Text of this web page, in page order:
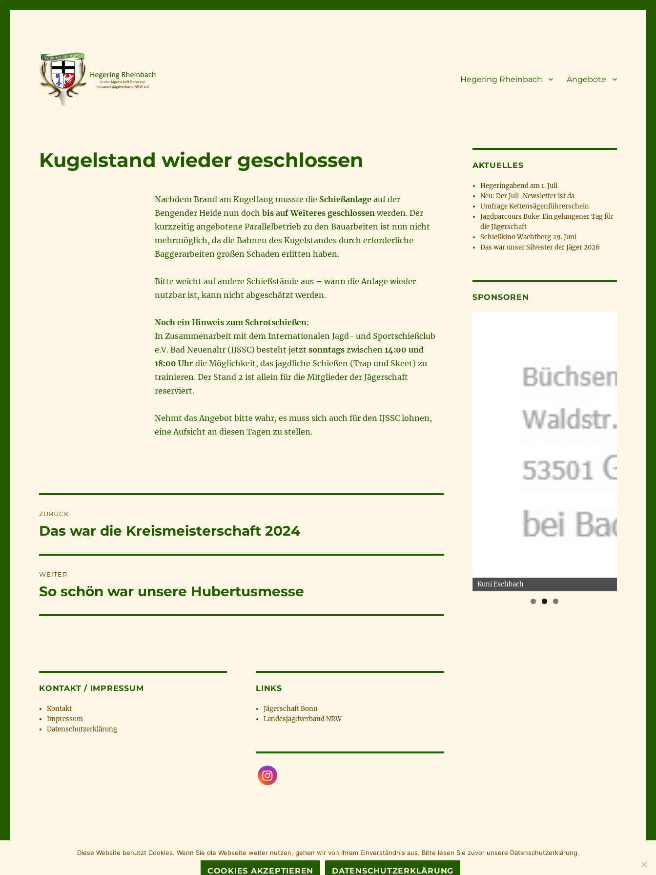
Hegering Rheinbach Angebote
Kugelstand wieder geschlossen
Nachdem Brand am Kugelfang musste die Schießanlageauf der
Bengender Heide nun doch bis auf Weiteres geschlossenwerden. Der
kurzzeitig angebotene Parallelbetrieb zu den Bauarbeiten ist nun nicht
mehrmöglich, da die Bahnen des Kugelstandes durch erforderliche
Baggerarbeiten großen Schaden erlitten haben.
Bitte weicht auf andere Schießstände aus – wann die Anlage wieder
nutzbar ist, kann nicht abgeschätzt werden.
Noch ein Hinweis zum Schrotschießen:
In Zusammenarbeit mit dem Internationalen Jagd- und Sportschießclub
e.V. Bad Neuenahr (IJSSC) besteht jetzt sonntagszwischen 14:00 und
18:00 Uhrdie Möglichkeit, das jagdliche Schießen (Trap und Skeet) zu
trainieren. Der Stand 2 ist allein für die Mitglieder der Jägerschaft
reserviert.
Nehmt das Angebot bitte wahr, es muss sich auch für den IJSSC lohnen,
eine Aufsicht an diesen Tagen zu stellen.
ZURÜCK
Vorheriger
Das war die Kreismeisterschaft 2024
WEITER
Nächster
So schön war unsere Hubertusmesse
KONTAKT / IMPRESSUM
Kontakt
Impressum
Datenschutzerklärung
LINKS
Jägerschaft Bonn
Landesjagdverband NRW
AKTUELLES
Hegeringabend am 1. Juli
Neu: Der Juli-Newsletter ist da
Umfrage Kettensägenführerschein
Jagdparcours Buke: Ein gelungener Tag für
die Jägerschaft
Schießkino Wachtberg 29. Juni
Das war unser Silvester der Jäger 2026
SPONSOREN
Kuni Eschbach
Diese Website benutzt Cookies. Wenn Sie die Webseite weiter nutzen, gehen wir von Ihrem Einverständnis aus. Bitte lesen Sie zuvor unsere Datenschutzerklärung.
COOKIES AKZEPTIEREN DATENSCHUTZERKLÄRUNG